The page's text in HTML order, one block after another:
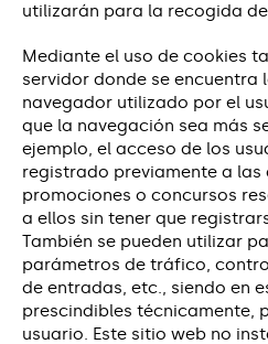
utilizarán para la recogida
Mediante el uso de cookies
servidor donde se encuentra
navegador utilizado por el
que la navegación sea más
ejemplo, el acceso de los
registrado previamente a las
promociones o concursos
a ellos sin tener que
También se pueden utilizar
parámetros de tráfico,
de entradas, etc., siendo en
prescindibles técnicamente,
usuario. Este sitio web no